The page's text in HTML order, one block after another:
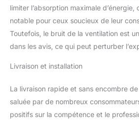
limiter l’absorption maximale
notable pour ceux soucieux de leur
Toutefois, le bruit de la ventilation est
dans les avis, ce qui peut perturber
Livraison et installation
La livraison rapide et sans encombre
saluée par de nombreux
positifs sur la compétence et le